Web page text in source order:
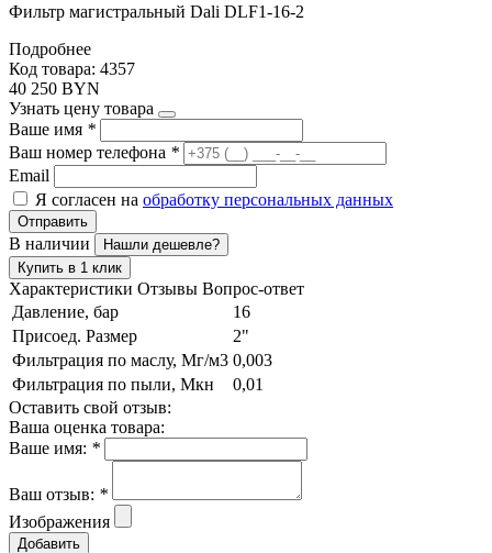
Фильтр магистральный Dali DLF1-16-2
Подробнее
Код товара: 4357
40 250 BYN
Узнать цену товара
Ваше имя *
Ваш номер телефона *
Email
Я согласен на обработку персональных данных
Отправить
В наличии
Нашли дешевле?
Купить в 1 клик
Характеристики Отзывы Вопрос-ответ
Давление, бар
16
Присоед. Размер
2"
Фильтрация по маслу, Мг/м3 0,003
Фильтрация по пыли, Мкн
0,01
Оставить свой отзыв:
Ваша оценка товара:
Ваше имя: *
Ваш отзыв: *
Изображения
Добавить